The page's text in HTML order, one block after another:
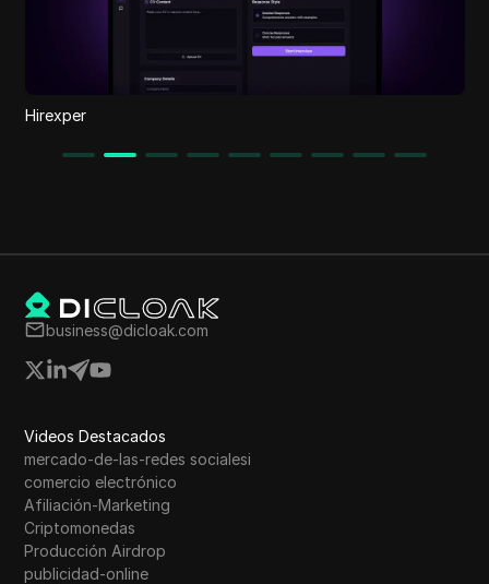
Hirexper
business@dicloak.com
Videos Destacados
mercado-de-las-redes socialesi
comercio electrónico
Afiliación-Marketing
Criptomonedas
Producción Airdrop
publicidad-online